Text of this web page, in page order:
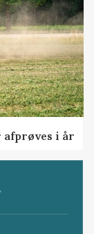
i år